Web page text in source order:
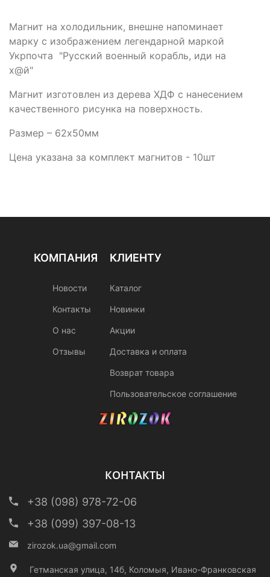
Магнит на холодильник, внешне напоминает
марку с изображением легендарной маркой
Укрпочта "Русский военный корабль, иди на
х@й"
Магнит изготовлен из дерева ХДФ с нанесением
качественного рисунка на поверхность.
Размер – 62х50мм
Цена указана за комплект магнитов - 10шт
КОМПАНИЯ
Новости
Контакты
О нас
Отзывы
КЛИЕНТУ
Каталог
Новинки
Акции
Доставка и оплата
Возврат товара
Пользовательское соглашение
КОНТАКТЫ
+38 (098) 978-72-06
+38 (099) 397-08-13
zirozok.ua@gmail.com
Гетманская улица, 14б, Коломыя, Ивано-Франковская